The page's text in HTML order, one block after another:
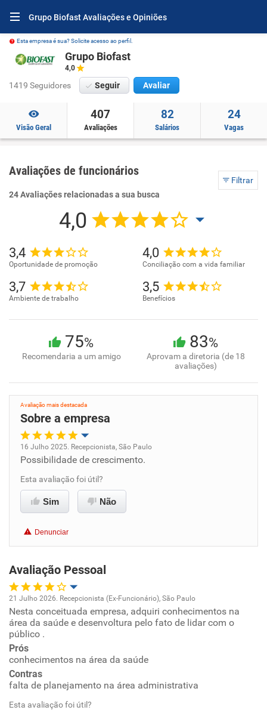
Grupo Biofast Avaliações e Opiniões
Esta empresa é sua? Solicite acesso ao perfil.
Grupo Biofast
4,0
1419 Seguidores Seguir Avaliar
Visão Geral
407
Avaliações
82
Salários
24
Vagas
Avaliações de funcionários
Filtrar
24 Avaliações relacionadas a sua busca
4,0
3,4
Oportunidade de promoção
4,0
Conciliação com a vida familiar
3,7
Ambiente de trabalho
3,5
Benefícios
75%
Recomendaria a um amigo
83%
Aprovam a diretoria (de 18
avaliações)
Avaliação mais destacada
Sobre a empresa
Oportunidade de promoção
Ambiente de trabalho
Benefícios
Recomenda esta empresa
Recomenda a diretoria
16 Julho 2025. Recepcionista, São Paulo
Possibilidade de crescimento.
Esta avaliação foi útil?
Sim Não
Denunciar
Avaliação Pessoal
Oportunidade de promoção
Conciliação com a vida familiar
Benefícios
21 Julho 2026. Recepcionista (Ex-Funcionário), São Paulo
Nesta conceituada empresa, adquiri conhecimentos na
área da saúde e desenvoltura pelo fato de lidar com o
público .
Prós
conhecimentos na área da saúde
Contras
falta de planejamento na área administrativa
Esta avaliação foi útil?